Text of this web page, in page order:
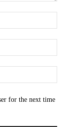
for the next time